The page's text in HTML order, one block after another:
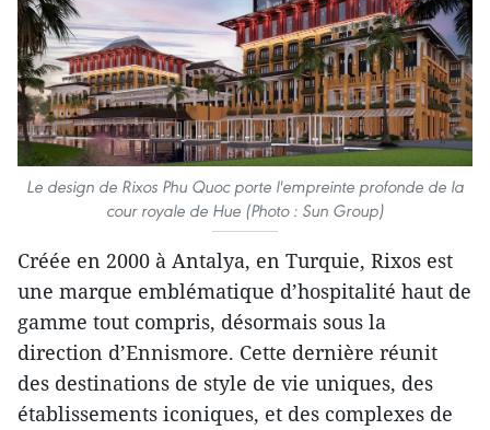
Le design de Rixos Phu Quoc porte l'empreinte profonde de la
cour royale de Hue (Photo : Sun Group)
Créée en 2000 à Antalya, en Turquie, Rixos est
une marque emblématique d’hospitalité haut de
gamme tout compris, désormais sous la
direction d’Ennismore. Cette dernière réunit
des destinations de style de vie uniques, des
établissements iconiques, et des complexes de